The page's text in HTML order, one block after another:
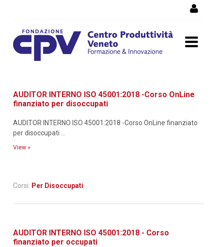
formazione
AUDITOR INTERNO ISO 45001:2018 -Corso OnLine
finanziato per disoccupati
AUDITOR INTERNO ISO 45001:2018 -Corso OnLine finanziato
per disoccupati ...
View »
Corsi: Per Disoccupati
AUDITOR INTERNO ISO 45001:2018 - Corso
finanziato per occupati